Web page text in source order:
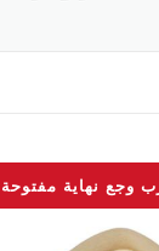
وجع نهاية مفتوحة